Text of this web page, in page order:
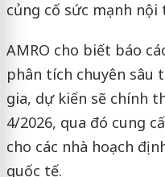
củng cố sức mạnh
AMRO cho biết báo
phân tích chuyên sâu
gia, dự kiến sẽ chính
4/2026, qua đó cung
cho các nhà hoạch
quốc tế.